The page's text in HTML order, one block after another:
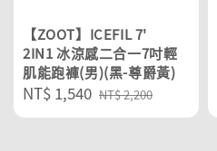
【ZOOT】ICEFIL 7'
2IN1 冰涼感二合一7吋輕
肌能跑褲(男)(黑-尊爵黃)
Sale
price
NT$ 1,540 Regular
price
NT$ 2,200